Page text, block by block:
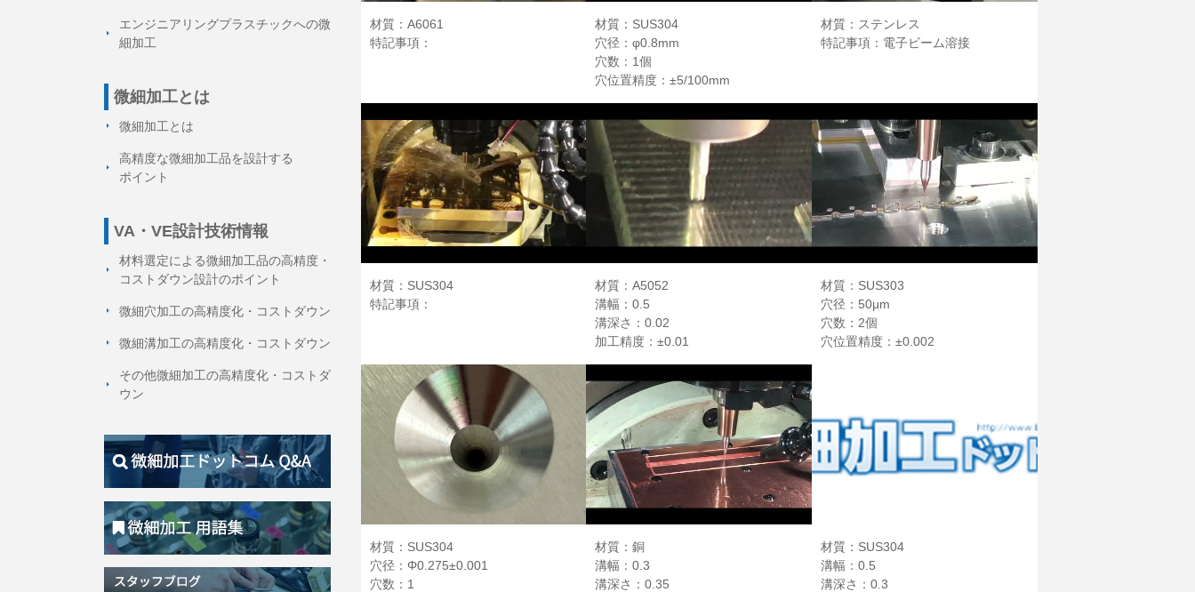
材質：A6061
特記事項：
材質：SUS304
穴径：φ0.8mm
穴数：1個
穴位置精度：±5/100mm
材質：ステンレス
特記事項：電子ビーム溶接
材質：SUS304
特記事項：
材質：A5052
溝幅：0.5
溝深さ：0.02
加工精度：±0.01
材質：SUS303
穴径：50μm
穴数：2個
穴位置精度：±0.002
材質：SUS304
穴径：Φ0.275±0.001
穴数：1
材質：銅
溝幅：0.3
溝深さ：0.35
材質：SUS304
溝幅：0.5
溝深さ：0.3
エンジニアリングプラスチックへの微
細加工
微細加工とは
微細加工とは
高精度な微細加工品を設計する
ポイント
VA・VE設計技術情報
材料選定による微細加工品の高精度・
コストダウン設計のポイント
微細穴加工の高精度化・コストダウン
微細溝加工の高精度化・コストダウン
その他微細加工の高精度化・コストダ
ウン